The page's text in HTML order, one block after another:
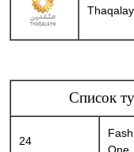
Список
24
One